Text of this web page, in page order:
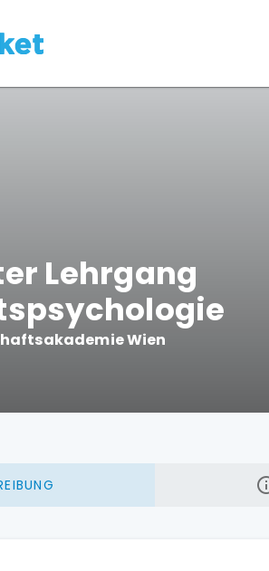
Lehrgang
Wien